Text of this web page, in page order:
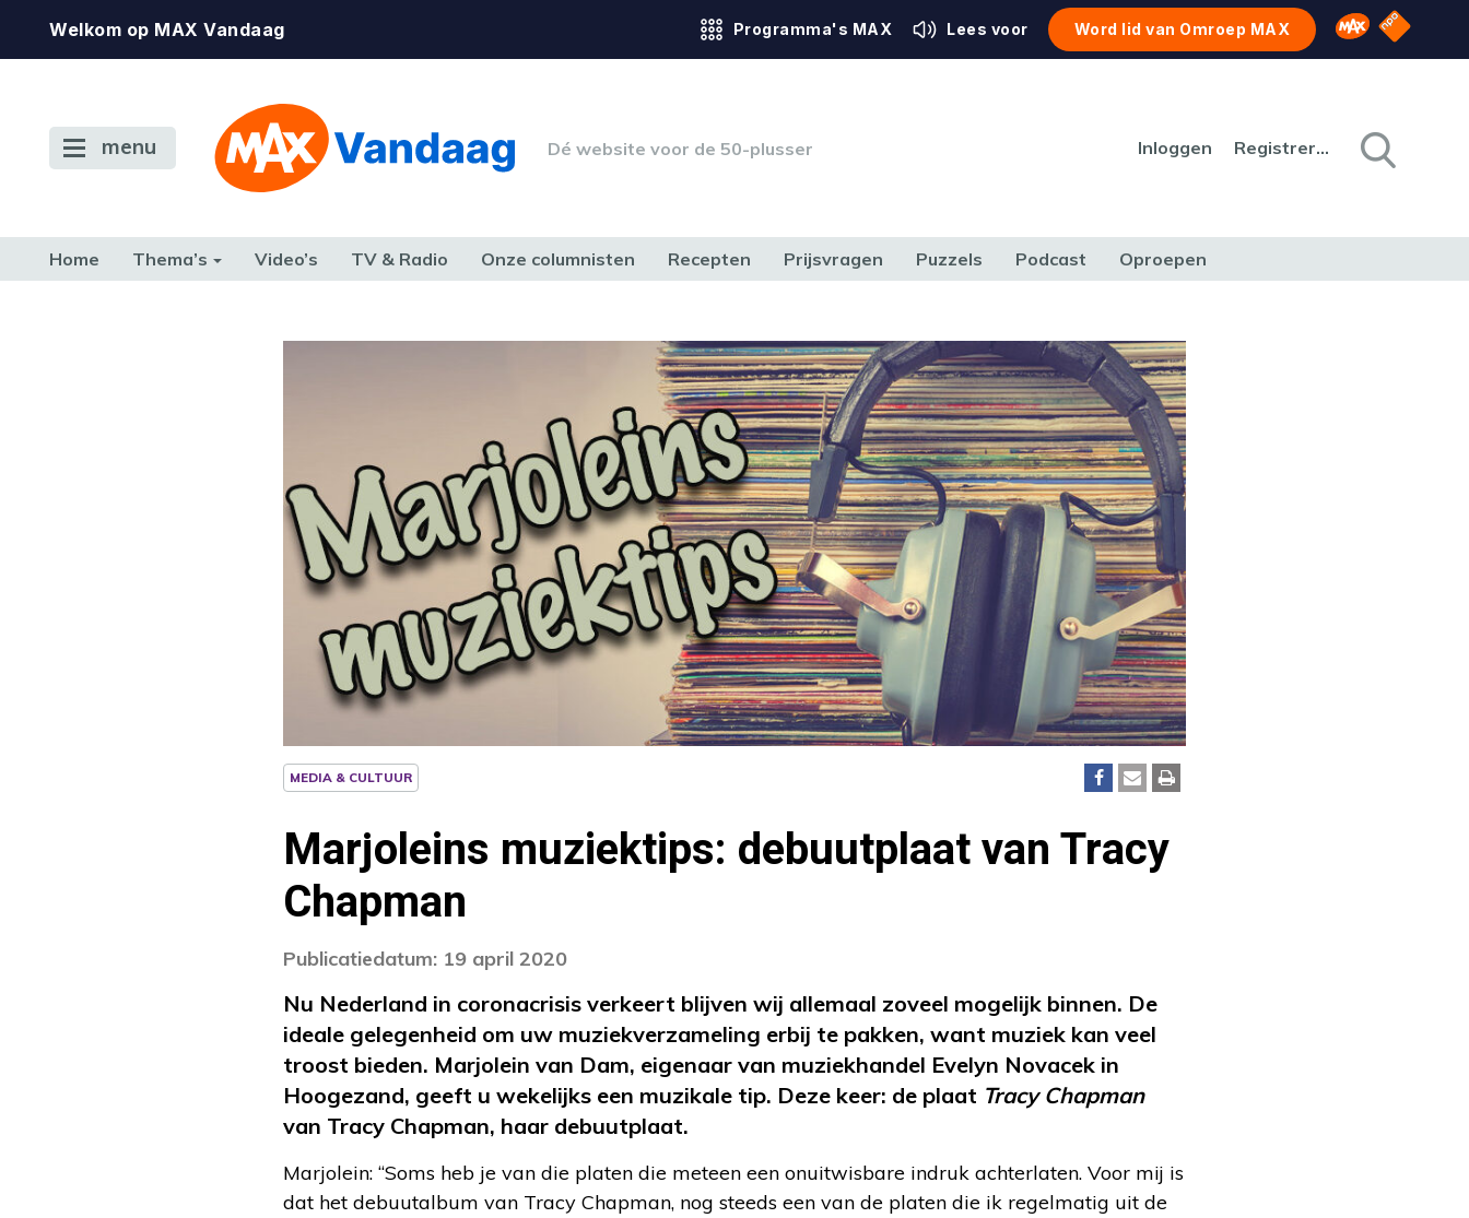
Welkom op MAX Vandaag Programma's MAX Lees voor Word lid van Omroep MAX Omroep MAX
NPO
menu Dé website voor de 50-plusser Inloggen Registreren
Home Thema’s Video’s TV & Radio Onze columnisten Recepten Prijsvragen Puzzels Podcast Oproepen
MEDIA & CULTUUR
Marjoleins muziektips: debuutplaat van Tracy
Chapman
Publicatiedatum: 19 april 2020
Nu Nederland in coronacrisis verkeert blijven wij allemaal zoveel mogelijk binnen. De
ideale gelegenheid om uw muziekverzameling erbij te pakken, want muziek kan veel
troost bieden. Marjolein van Dam, eigenaar van muziekhandel Evelyn Novacek in
Hoogezand, geeft u wekelijks een muzikale tip. Deze keer: de plaat Tracy Chapman
van Tracy Chapman, haar debuutplaat.
Marjolein: “Soms heb je van die platen die meteen een onuitwisbare indruk achterlaten. Voor mij is
dat het debuutalbum van Tracy Chapman, nog steeds een van de platen die ik regelmatig uit de